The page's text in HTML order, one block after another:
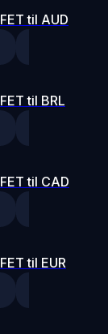
FET til AUD
FET til BRL
FET til CAD
FET til EUR